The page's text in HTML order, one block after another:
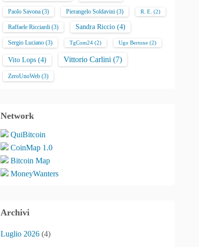
Paolo Savona (3) Pierangelo Soldavini (3) R. E. (2)
Raffaele Ricciardi (3) Sandra Riccio (4)
Sergio Luciano (3) TgCom24 (2) Ugo Bertone (2)
Vito Lops (4) Vittorio Carlini (7)
ZeroUnoWeb (3)
Network
QuiBitcoin
CoinMap 1.0
Bitcoin Map
MoneyWanters
Archivi
Luglio 2026 (4)